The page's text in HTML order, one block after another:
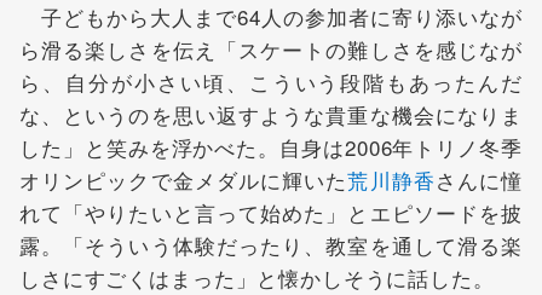
子どもから大人まで64人の参加者に寄り添いなが
ら滑る楽しさを伝え「スケートの難しさを感じなが
ら、自分が小さい頃、こういう段階もあったんだ
な、というのを思い返すような貴重な機会になりま
した」と笑みを浮かべた。自身は2006年トリノ冬季
オリンピックで金メダルに輝いた荒川静香さんに憧
れて「やりたいと言って始めた」とエピソードを披
露。「そういう体験だったり、教室を通して滑る楽
しさにすごくはまった」と懐かしそうに話した。